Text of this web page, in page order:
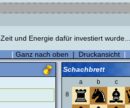
und Energie dafür investiert wurde...
[ Ganz nach oben | Druckansicht |
Schachbrett
a b c
8